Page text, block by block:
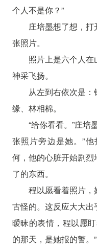
个人不是你？”
庄培墨想了想，
张照片。
照片上是六个人在
神采飞扬。
从左到右依次是
缘、林相棉。
“给你看看。”庄培
张照片旁边是她。”
何，他的心脏开始剧
了的东西。
程以愿看着照片
古怪的。这反应大大
暧昧的表情，程以愿
的那天，是她报的警。”